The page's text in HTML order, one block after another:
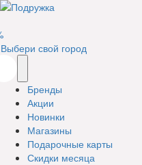
Выбери свой город
Бренды
Акции
Новинки
Магазины
Подарочные карты
Скидки месяца